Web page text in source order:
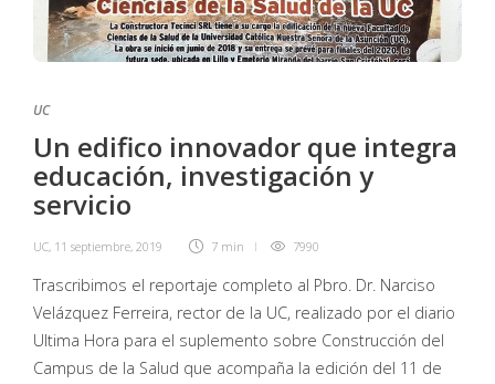
UC
Un edifico innovador que integra
educación, investigación y
servicio
UC, 11 septiembre, 2019 7 min 7990
Trascribimos el reportaje completo al Pbro. Dr. Narciso
Velázquez Ferreira, rector de la UC, realizado por el diario
Ultima Hora para el suplemento sobre Construcción del
Campus de la Salud que acompaña la edición del 11 de